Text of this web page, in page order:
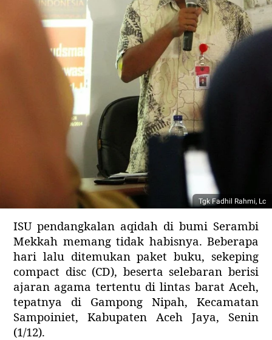
Tgk Fadhil Rahmi, Lc
ISU pendangkalan aqidah di bumi Serambi
Mekkah memang tidak habisnya. Beberapa
hari lalu ditemukan paket buku, sekeping
compact disc (CD), beserta selebaran berisi
ajaran agama tertentu di lintas barat Aceh,
tepatnya di Gampong Nipah, Kecamatan
Sampoiniet, Kabupaten Aceh Jaya, Senin
(1/12).